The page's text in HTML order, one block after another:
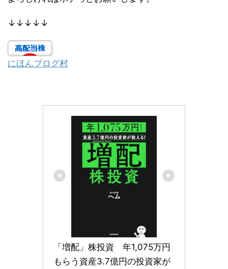
↓↓↓↓↓
にほんブログ村
「増配」株投資　年1,075万円
もらう資産3.7億円の投資家が